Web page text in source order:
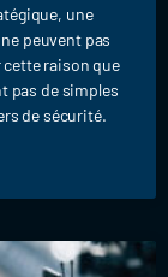
une
peuvent pas
cette raison que
pas de simples
de sécurité.